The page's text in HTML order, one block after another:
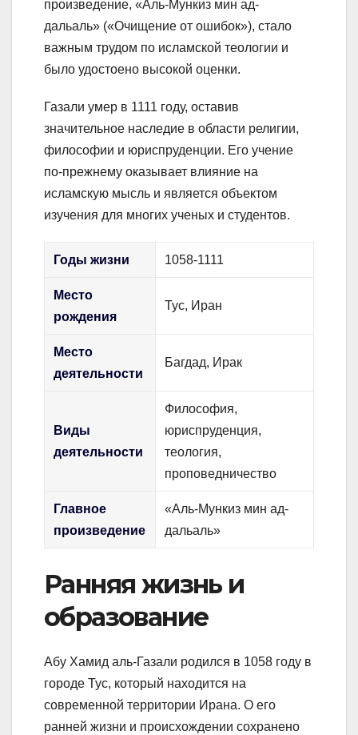
произведение, «Аль-Мункиз мин ад-
дальаль» («Очищение от ошибок»), стало
важным трудом по исламской теологии и
было удостоено высокой оценки.
Газали умер в 1111 году, оставив
значительное наследие в области религии,
философии и юриспруденции. Его учение
по-прежнему оказывает влияние на
исламскую мысль и является объектом
изучения для многих ученых и студентов.
Годы жизни 1058-1111
Место
рождения
Тус, Иран
Место
деятельности
Багдад, Ирак
Виды
деятельности
Философия,
юриспруденция,
теология,
проповедничество
Главное
произведение
«Аль-Мункиз мин ад-
дальаль»
Ранняя жизнь и
образование
Абу Хамид аль-Газали родился в 1058 году в
городе Тус, который находится на
современной территории Ирана. О его
ранней жизни и происхождении сохранено